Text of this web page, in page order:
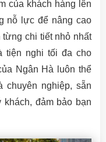
của khách hàng lên
nỗ lực để nâng cao
chi tiết nhỏ nhất
tiện nghi tối đa cho
Ngân Hà luôn thể
chuyên nghiệp, sẵn
đảm bảo bạn